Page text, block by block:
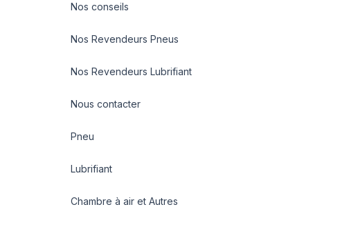
Nos conseils
Nos Revendeurs Pneus
Nos Revendeurs Lubrifiant
Nous contacter
Pneu
Lubrifiant
Chambre à air et Autres